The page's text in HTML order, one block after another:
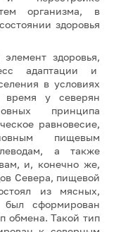
организма, в
здоровья
здоровья,
адаптации и
в условиях
время у северян
принципа
равновесие,
пищевым
а также
и, конечно же,
Севера, пищевой
из мясных,
сформирован
обмена. Такой тип